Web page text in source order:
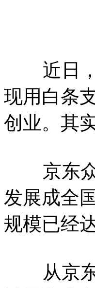
近日，
现用白条
创业。其
京东众
发展成全
规模已经
从京东